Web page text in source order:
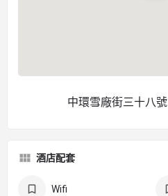
中環雪廠街三十八號
酒店配套
Wifi